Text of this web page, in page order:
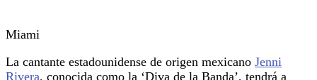
Miami
La cantante estadounidense de origen mexicano Jenni
Rivera, conocida como la ‘Diva de la Banda’, tendrá a